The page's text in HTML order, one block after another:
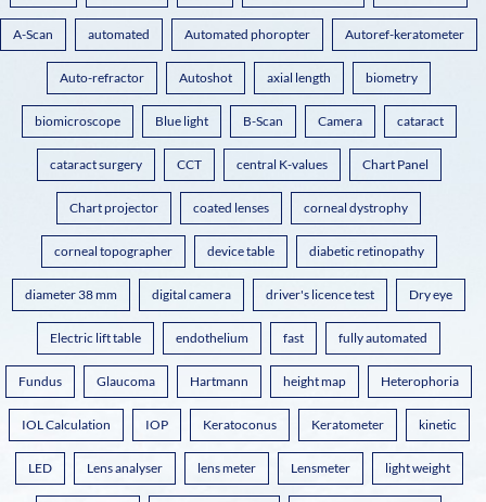
A-Scan automated Automated phoropter Autoref-keratometer
Auto-refractor Autoshot axial length biometry
biomicroscope Blue light B-Scan Camera cataract
cataract surgery CCT central K-values Chart Panel
Chart projector coated lenses corneal dystrophy
corneal topographer device table diabetic retinopathy
diameter 38 mm digital camera driver's licence test Dry eye
Electric lift table endothelium fast fully automated
Fundus Glaucoma Hartmann height map Heterophoria
IOL Calculation IOP Keratoconus Keratometer kinetic
LED Lens analyser lens meter Lensmeter light weight